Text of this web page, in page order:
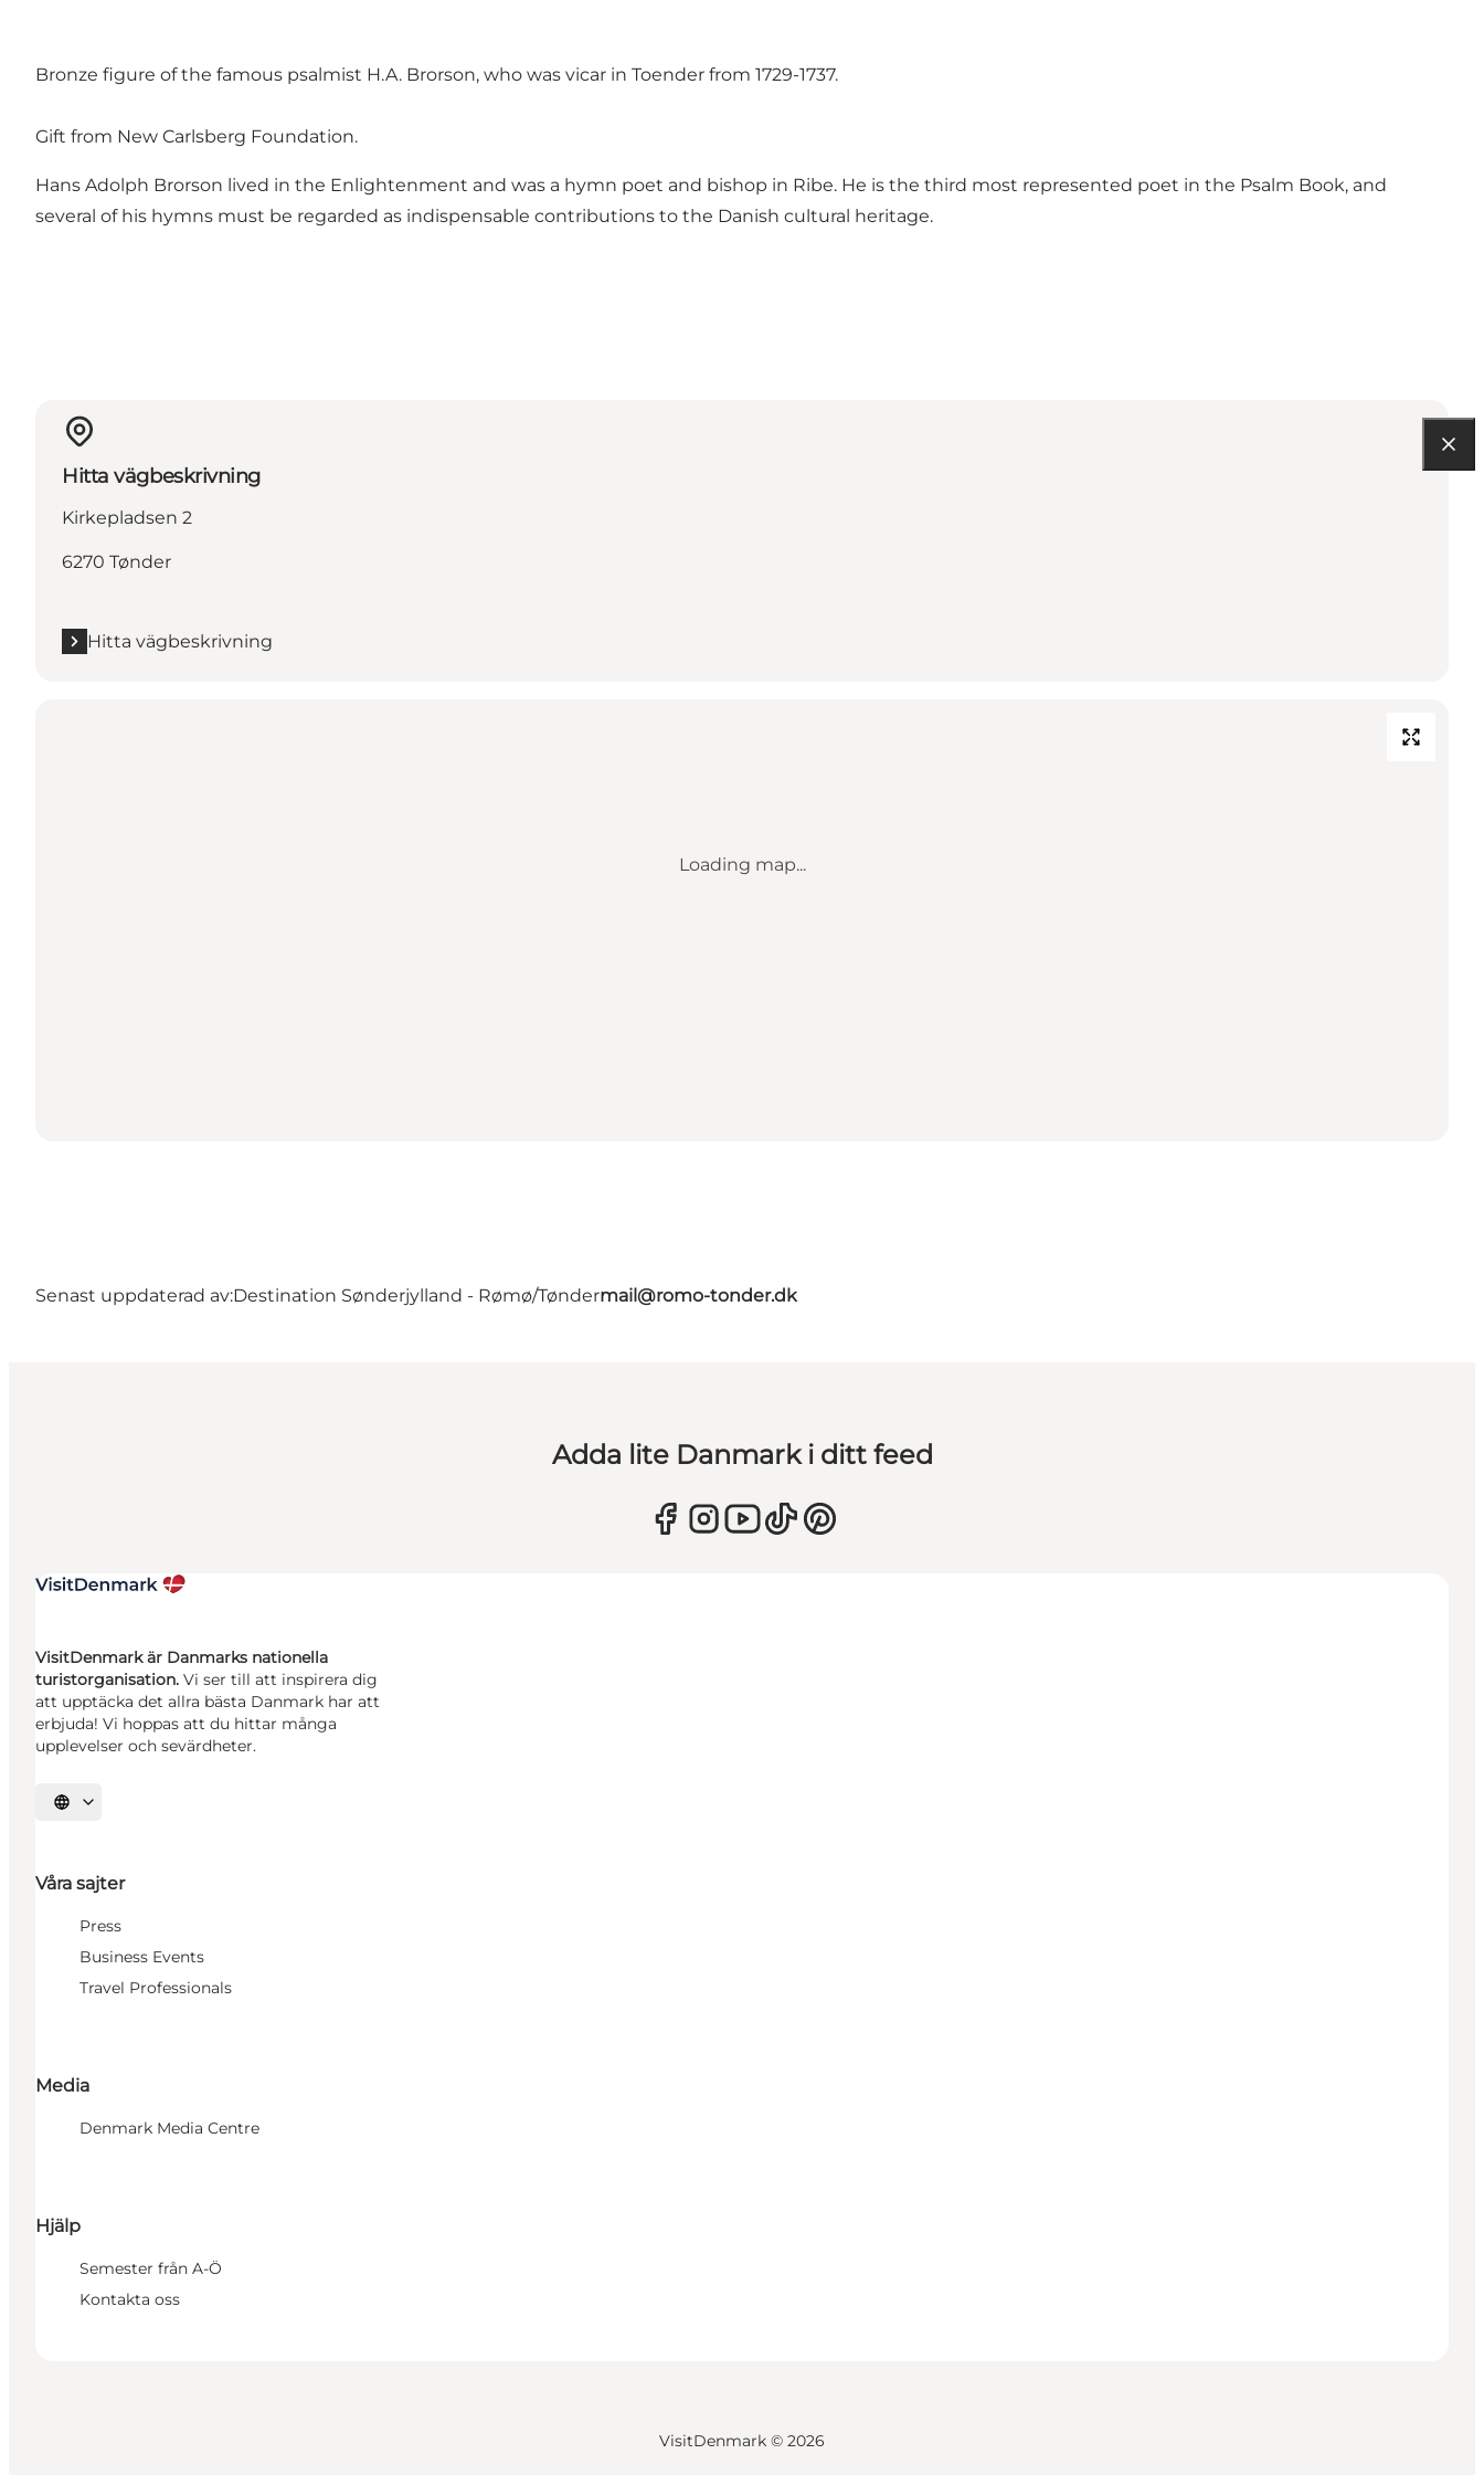
Bronze figure of the famous psalmist H.A. Brorson, who was vicar in Toender from 1729-1737.
Gift from New Carlsberg Foundation.
Hans Adolph Brorson lived in the Enlightenment and was a hymn poet and bishop in Ribe. He is the third most represented poet in the Psalm Book, and
several of his hymns must be regarded as indispensable contributions to the Danish cultural heritage.
Hitta vägbeskrivning
Kirkepladsen 2
6270 Tønder
Hitta vägbeskrivning
Loading map...
Senast uppdaterad av:Destination Sønderjylland - Rømø/Tøndermail@romo-tonder.dk
Adda lite Danmark i ditt feed
VisitDenmark är Danmarks nationella
turistorganisation. Vi ser till att inspirera dig
att upptäcka det allra bästa Danmark har att
erbjuda! Vi hoppas att du hittar många
upplevelser och sevärdheter.
Välj språk
Våra sajter
Press
Business Events
Travel Professionals
Media
Denmark Media Centre
Hjälp
Semester från A-Ö
Kontakta oss
VisitDenmark © 2026